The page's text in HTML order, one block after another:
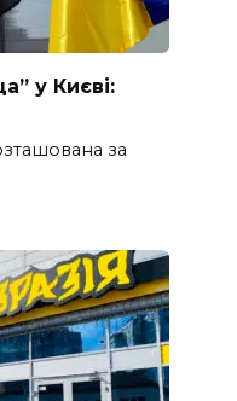
у Києві:
за